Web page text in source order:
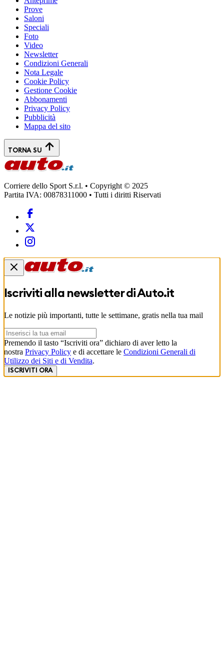
Prove
Saloni
Speciali
Foto
Video
Newsletter
Condizioni Generali
Nota Legale
Cookie Policy
Gestione Cookie
Abbonamenti
Privacy Policy
Pubblicità
Mappa del sito
TORNA SU
Corriere dello Sport S.r.l. • Copyright © 2025
Partita IVA: 00878311000 • Tutti i diritti Riservati
Iscriviti alla newsletter diAuto.it
Le notizie più importanti, tutte le settimane, gratis nella tua mail
Premendo il tasto “Iscriviti ora” dichiaro di aver letto la
nostra Privacy Policy e di accettare le Condizioni Generali di
Utilizzo dei Siti e di Vendita.
ISCRIVITI ORA